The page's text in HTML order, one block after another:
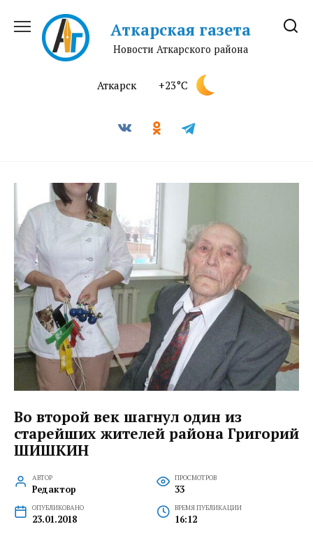
содержанию
Аткарская газета
Новости Аткарского района
Аткарск +23°C
Во второй век шагнул один из
старейших жителей района Григорий
ШИШКИН
АВТОР
Редактор
ПРОСМОТРОВ
33
ОПУБЛИКОВАНО
23.01.2018
ВРЕМЯ ПУБЛИКАЦИИ
16:12